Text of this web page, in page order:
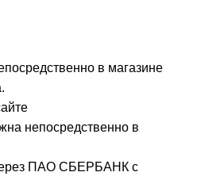
в магазине
непосредственно в
ПАО СБЕРБАНК с